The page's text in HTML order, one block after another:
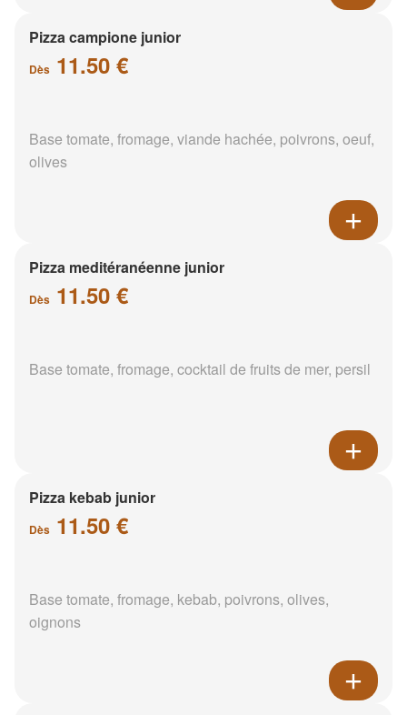
Pizza campione junior
Dès 11.50 €
Base tomate, fromage, viande hachée, poivrons, oeuf,
olives
Pizza meditéranéenne junior
Dès 11.50 €
Base tomate, fromage, cocktail de fruits de mer, persil
Pizza kebab junior
Dès 11.50 €
Base tomate, fromage, kebab, poivrons, olives,
oignons